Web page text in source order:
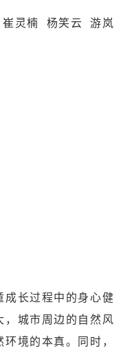
灵楠 杨笑云 游岚
成长过程中的身心健
，城市周边的自然风
境的本真。同时，